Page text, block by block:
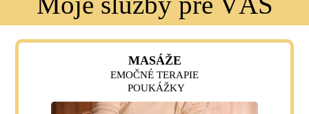
MASÁŽE
EMOČNÉ TERAPIE
POUKÁŽKY